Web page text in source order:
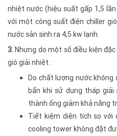
nhiệt nước (hiệu suất gấp 1,5
với một công suất điện chiller
nước sản sinh ra 4,5 kw lạnh.
3.Nhưng do một số điều kiện
gió giải nhiệt :
Do chất lượng nước không
bẩn khi sử dụng tháp giải
thành ống giảm khả năng
Tiết kiệm diện tích so với
cooling tower không đặt